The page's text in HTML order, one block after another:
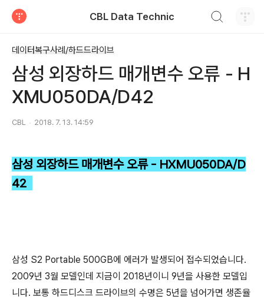
CBL Data Technic
데이터복구사례/하드드라이브
삼성 외장하드 매개변수 오류 - H
XMU050DA/D42
CBL 2018. 7. 13. 14:59
삼성 외장하드 매개변수 오류 - HXMU050DA/D
42
삼성 S2 Portable 500GB에 에러가 발생되어 접수되었습니다.
2009년 3월 모델인데 지금이 2018년이니 9년을 사용한 모델입
니다. 보통 하드디스크 드라이브의 수명은 5년을 넘어가면 생존율